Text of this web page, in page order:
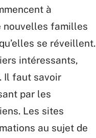
à
nouvelles familles
se réveillent.
intéressants,
Il faut savoir
par les
Les sites
au sujet de